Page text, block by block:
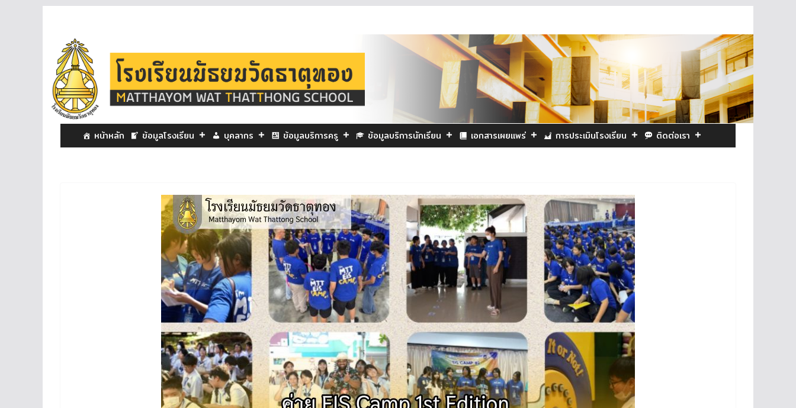
หน้าหลัก ข้อมูลโรงเรียน บุคลากร ข้อมูลบริการครู ข้อมูลบริการนักเรียน เอกสารเผยแพร่ การประเมินโรงเรียน ติดต่อเรา